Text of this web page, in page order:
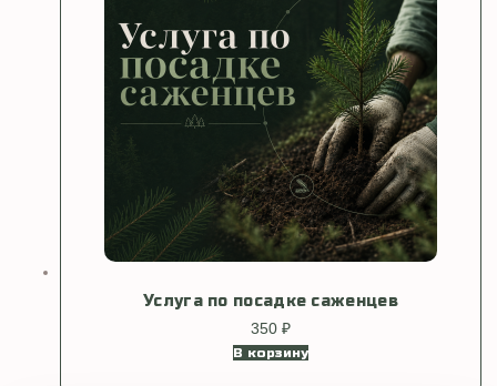
Услуга по посадке саженцев
350 ₽
В корзину